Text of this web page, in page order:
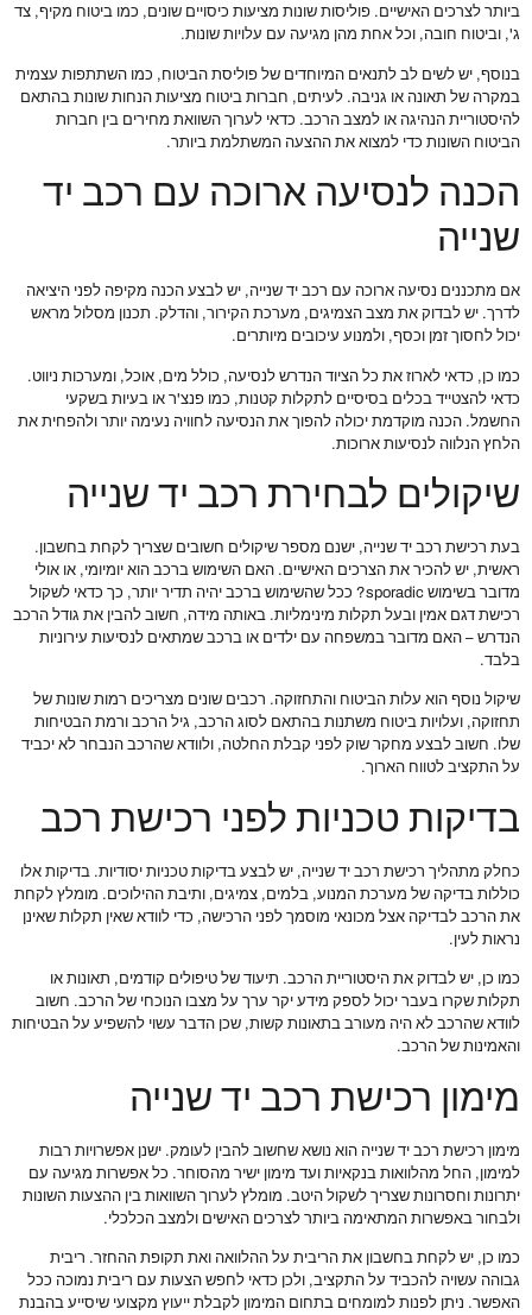
ביותר לצרכים האישיים. פוליסות שונות מציעות כיסויים שונים, כמו ביטוח מקיף, צד
ג', וביטוח חובה, וכל אחת מהן מגיעה עם עלויות שונות.
בנוסף, יש לשים לב לתנאים המיוחדים של פוליסת הביטוח, כמו השתתפות עצמית
במקרה של תאונה או גניבה. לעיתים, חברות ביטוח מציעות הנחות שונות בהתאם
להיסטוריית הנהיגה או למצב הרכב. כדאי לערוך השוואת מחירים בין חברות
הביטוח השונות כדי למצוא את ההצעה המשתלמת ביותר.
הכנה לנסיעה ארוכה עם רכב יד
שנייה
אם מתכננים נסיעה ארוכה עם רכב יד שנייה, יש לבצע הכנה מקיפה לפני היציאה
לדרך. יש לבדוק את מצב הצמיגים, מערכת הקירור, והדלק. תכנון מסלול מראש
יכול לחסוך זמן וכסף, ולמנוע עיכובים מיותרים.
כמו כן, כדאי לארוז את כל הציוד הנדרש לנסיעה, כולל מים, אוכל, ומערכות ניווט.
כדאי להצטייד בכלים בסיסיים לתקלות קטנות, כמו פנצ'ר או בעיות בשקעי
החשמל. הכנה מוקדמת יכולה להפוך את הנסיעה לחוויה נעימה יותר ולהפחית את
הלחץ הנלווה לנסיעות ארוכות.
שיקולים לבחירת רכב יד שנייה
בעת רכישת רכב יד שנייה, ישנם מספר שיקולים חשובים שצריך לקחת בחשבון.
ראשית, יש להכיר את הצרכים האישיים. האם השימוש ברכב הוא יומיומי, או אולי
מדובר בשימוש sporadic? ככל שהשימוש ברכב יהיה תדיר יותר, כך כדאי לשקול
רכישת דגם אמין ובעל תקלות מינימליות. באותה מידה, חשוב להבין את גודל הרכב
הנדרש – האם מדובר במשפחה עם ילדים או ברכב שמתאים לנסיעות עירוניות
בלבד.
שיקול נוסף הוא עלות הביטוח והתחזוקה. רכבים שונים מצריכים רמות שונות של
תחזוקה, ועלויות ביטוח משתנות בהתאם לסוג הרכב, גיל הרכב ורמת הבטיחות
שלו. חשוב לבצע מחקר שוק לפני קבלת החלטה, ולוודא שהרכב הנבחר לא יכביד
על התקציב לטווח הארוך.
בדיקות טכניות לפני רכישת רכב
כחלק מתהליך רכישת רכב יד שנייה, יש לבצע בדיקות טכניות יסודיות. בדיקות אלו
כוללות בדיקה של מערכת המנוע, בלמים, צמיגים, ותיבת ההילוכים. מומלץ לקחת
את הרכב לבדיקה אצל מכונאי מוסמך לפני הרכישה, כדי לוודא שאין תקלות שאינן
נראות לעין.
כמו כן, יש לבדוק את היסטוריית הרכב. תיעוד של טיפולים קודמים, תאונות או
תקלות שקרו בעבר יכול לספק מידע יקר ערך על מצבו הנוכחי של הרכב. חשוב
לוודא שהרכב לא היה מעורב בתאונות קשות, שכן הדבר עשוי להשפיע על הבטיחות
והאמינות של הרכב.
מימון רכישת רכב יד שנייה
מימון רכישת רכב יד שנייה הוא נושא שחשוב להבין לעומק. ישנן אפשרויות רבות
למימון, החל מהלוואות בנקאיות ועד מימון ישיר מהסוחר. כל אפשרות מגיעה עם
יתרונות וחסרונות שצריך לשקול היטב. מומלץ לערוך השוואות בין ההצעות השונות
ולבחור באפשרות המתאימה ביותר לצרכים האישים ולמצב הכלכלי.
כמו כן, יש לקחת בחשבון את הריבית על ההלוואה ואת תקופת ההחזר. ריבית
גבוהה עשויה להכביד על התקציב, ולכן כדאי לחפש הצעות עם ריבית נמוכה ככל
האפשר. ניתן לפנות למומחים בתחום המימון לקבלת ייעוץ מקצועי שיסייע בהבנת